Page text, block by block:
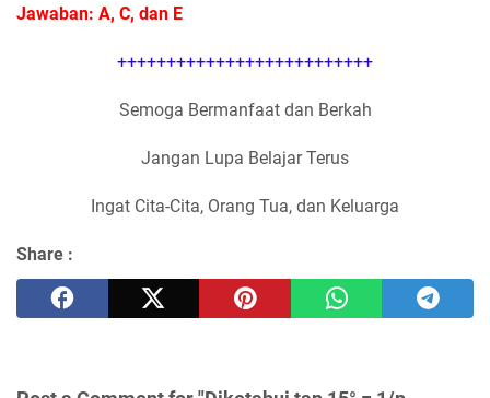
Jawaban: A, C, dan E
++++++++++++++++++++++++++
Semoga Bermanfaat dan Berkah
Jangan Lupa Belajar Terus
Ingat Cita-Cita, Orang Tua, dan Keluarga
Share :